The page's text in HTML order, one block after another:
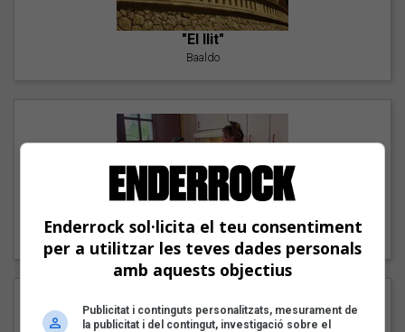
"El llit"
Baaldo
"Lo bueno y lo malo"
Carmen y María
Enderrock sol·licita el teu consentiment
per a utilitzar les teves dades personals
amb aquests objectius
Publicitat i continguts personalitzats, mesurament de
la publicitat i del contingut, investigació sobre el